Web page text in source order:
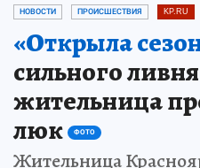
НОВОСТИ ПРОИСШЕСТВИЯ KP.RU
«Открыла
сильного
жительница
люк
ФОТО
Жительница